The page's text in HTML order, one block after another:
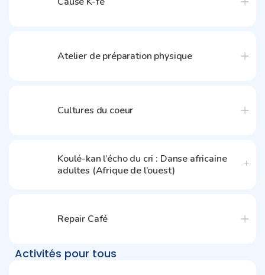
Atelier de préparation physique
Cultures du coeur
Koulé-kan l’écho du cri : Danse africaine
adultes (Afrique de l’ouest)
Repair Café
Activités pour tous